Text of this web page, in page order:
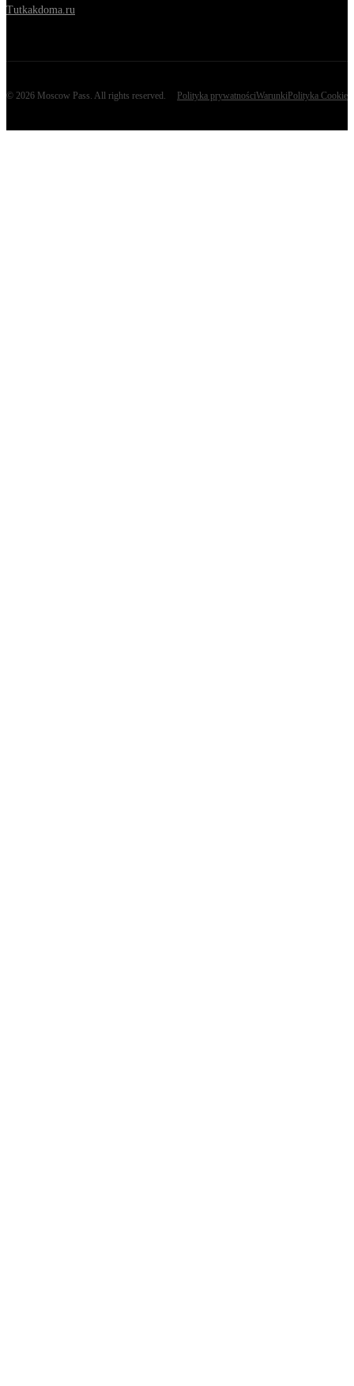
Tutkakdoma.ru
© 2026 Moscow Pass . All rights reserved. Polityka prywatnościWarunkiPolityka Cookie